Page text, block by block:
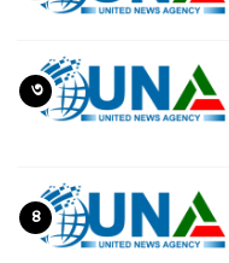
৩
৪